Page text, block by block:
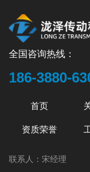
全国咨询热线：
186-3880-
首页
资质荣誉
联系人：宋经理